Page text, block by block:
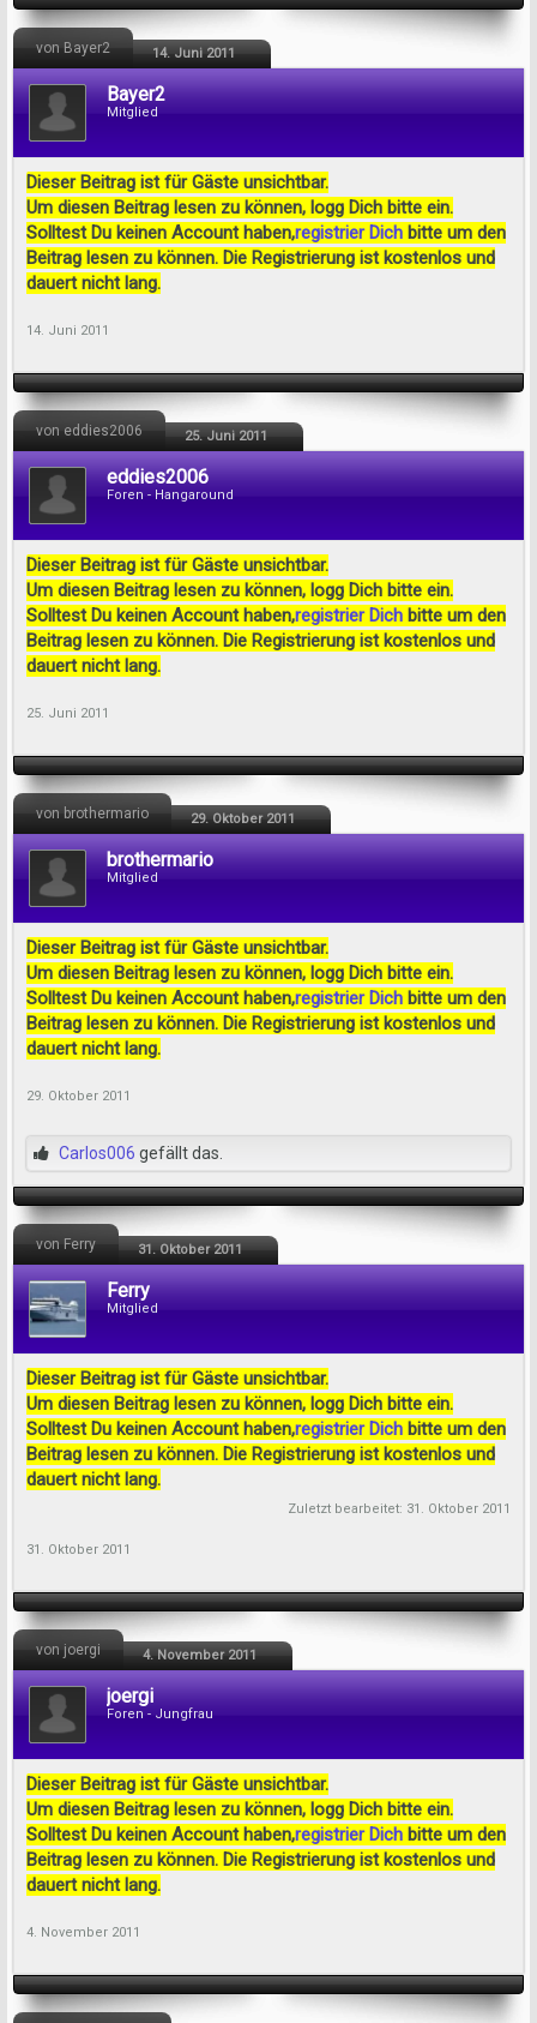
von Bayer2 14. Juni 2011
Bayer2
Mitglied
Dieser Beitrag ist für Gäste unsichtbar.
Um diesen Beitrag lesen zu können, logg Dich bitte ein.
Solltest Du keinen Account haben,registrier Dich bitte um den
Beitrag lesen zu können. Die Registrierung ist kostenlos und
dauert nicht lang.
14. Juni 2011
von eddies2006 25. Juni 2011
eddies2006
Foren - Hangaround
Dieser Beitrag ist für Gäste unsichtbar.
Um diesen Beitrag lesen zu können, logg Dich bitte ein.
Solltest Du keinen Account haben,registrier Dich bitte um den
Beitrag lesen zu können. Die Registrierung ist kostenlos und
dauert nicht lang.
25. Juni 2011
von brothermario 29. Oktober 2011
brothermario
Mitglied
Dieser Beitrag ist für Gäste unsichtbar.
Um diesen Beitrag lesen zu können, logg Dich bitte ein.
Solltest Du keinen Account haben,registrier Dich bitte um den
Beitrag lesen zu können. Die Registrierung ist kostenlos und
dauert nicht lang.
29. Oktober 2011
Carlos006 gefällt das.
von Ferry 31. Oktober 2011
Ferry
Mitglied
Dieser Beitrag ist für Gäste unsichtbar.
Um diesen Beitrag lesen zu können, logg Dich bitte ein.
Solltest Du keinen Account haben,registrier Dich bitte um den
Beitrag lesen zu können. Die Registrierung ist kostenlos und
dauert nicht lang.
Zuletzt bearbeitet: 31. Oktober 2011
31. Oktober 2011
von joergi 4. November 2011
joergi
Foren - Jungfrau
Dieser Beitrag ist für Gäste unsichtbar.
Um diesen Beitrag lesen zu können, logg Dich bitte ein.
Solltest Du keinen Account haben,registrier Dich bitte um den
Beitrag lesen zu können. Die Registrierung ist kostenlos und
dauert nicht lang.
4. November 2011